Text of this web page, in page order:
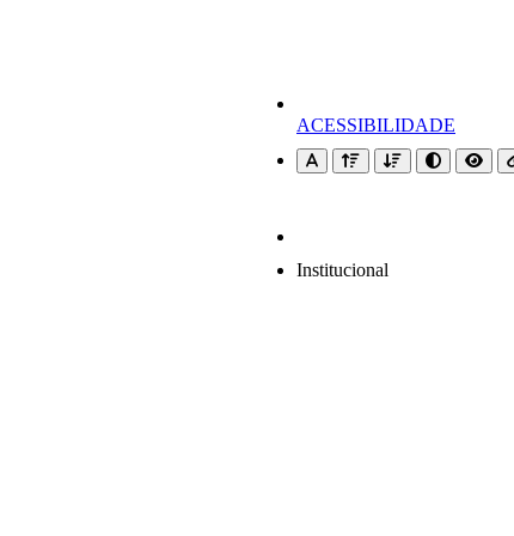
ACESSIBILIDADE
Institucional